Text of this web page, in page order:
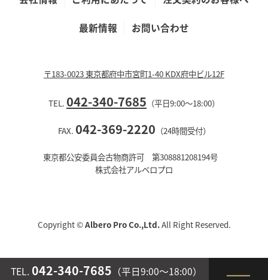
TEL. 042-340-7685 （平日9:00〜18:00）
最新情報 お問い合わせ
〒183-0023 東京都府中市宮町1-40 KDX府中ビル12F
TEL. 042-340-7685 （平日9:00〜18:00）
FAX. 042-369-2220 （24時間受付）
東京都公安委員会古物商許可 第308881208194号
株式会社アルベロプロ
Copyright ©Albero Pro Co.,Ltd.All Right Reserved.